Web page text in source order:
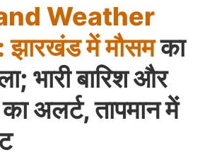
Weather
झारखंडमेंमौसमका
भारी बारिश और
अलर्ट, तापमान में